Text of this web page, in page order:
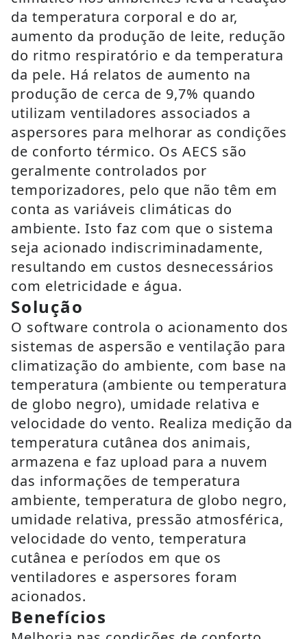
da temperatura corporal e do ar,
aumento da produção de leite, redução
do ritmo respiratório e da temperatura
da pele. Há relatos de aumento na
produção de cerca de 9,7% quando
utilizam ventiladores associados a
aspersores para melhorar as condições
de conforto térmico. Os AECS são
geralmente controlados por
temporizadores, pelo que não têm em
conta as variáveis climáticas do
ambiente. Isto faz com que o sistema
seja acionado indiscriminadamente,
resultando em custos desnecessários
com eletricidade e água.
Solução
O software controla o acionamento dos
sistemas de aspersão e ventilação para
climatização do ambiente, com base na
temperatura (ambiente ou temperatura
de globo negro), umidade relativa e
velocidade do vento. Realiza medição da
temperatura cutânea dos animais,
armazena e faz upload para a nuvem
das informações de temperatura
ambiente, temperatura de globo negro,
umidade relativa, pressão atmosférica,
velocidade do vento, temperatura
cutânea e períodos em que os
ventiladores e aspersores foram
acionados.
Benefícios